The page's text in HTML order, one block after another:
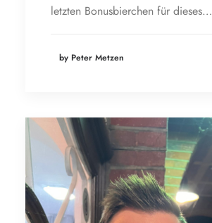
letzten Bonusbierchen für dieses…
by Peter Metzen